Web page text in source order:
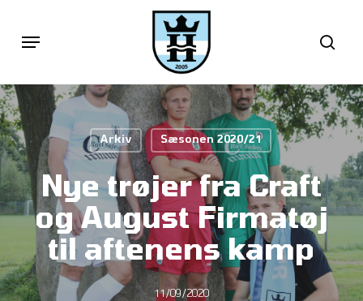
content
Menu
Arkiv Sæsonen 2020/21
Nye trøjer fra Craft
og August Firmatøj
til aftenens kamp
11/09/2020